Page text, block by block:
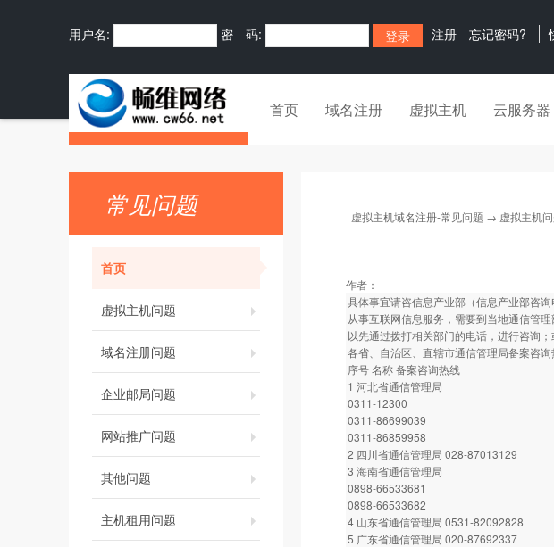
用户名: 密 码: 注册 忘记密码?
首页 域名注册 虚拟主机 云服务器
常见问题
首页
虚拟主机问题
域名注册问题
企业邮局问题
网站推广问题
其他问题
主机租用问题
虚拟主机域名注册-常见问题 → 虚拟主机
作者：
具体事宜请咨信息产业部（信息产业部咨
从事互联网信息服务，需要到当地通信管
以先通过拨打相关部门的电话，进行咨询
各省、自治区、直辖市通信管理局备案咨
序号 名称 备案咨询热线
1 河北省通信管理局
0311-12300
0311-86699039
0311-86859958
2 四川省通信管理局 028-87013129
3 海南省通信管理局
0898-66533681
0898-66533682
4 山东省通信管理局 0531-82092828
5 广东省通信管理局 020-87692337